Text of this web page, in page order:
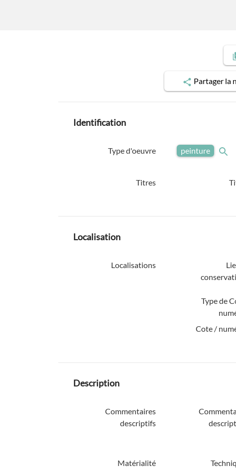
Partagerla
Identification
Type d'oeuvre peinture
Titres
Localisation
Localisations
Type de
Cote /
Description
Commentaires
descriptifs
Matérialité